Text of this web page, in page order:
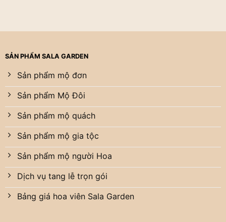
SẢN PHẨM SALA GARDEN
Sản phẩm mộ đơn
Sản phẩm Mộ Đôi
Sản phẩm mộ quách
Sản phẩm mộ gia tộc
Sản phẩm mộ người Hoa
Dịch vụ tang lễ trọn gói
Bảng giá hoa viên Sala Garden